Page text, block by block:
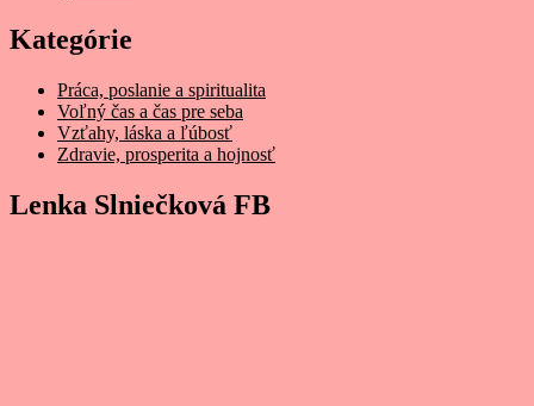
Kategórie
Práca, poslanie a spiritualita
Voľný čas a čas pre seba
Vzťahy, láska a ľúbosť
Zdravie, prosperita a hojnosť
Lenka Slniečková FB